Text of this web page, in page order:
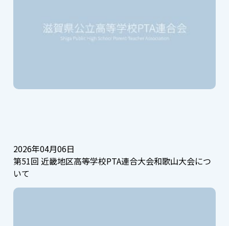
2026年04月06日
第51回 近畿地区高等学校PTA連合大会和歌山大会につ
いて